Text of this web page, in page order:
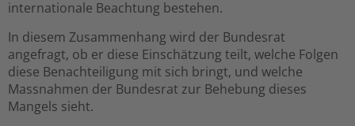
internationale Beachtung bestehen.
In diesem Zusammenhang wird der Bundesrat
angefragt, ob er diese Einschätzung teilt, welche Folgen
diese Benachteiligung mit sich bringt, und welche
Massnahmen der Bundesrat zur Behebung dieses
Mangels sieht.